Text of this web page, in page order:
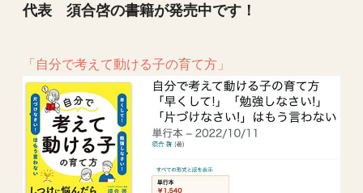
代表 須合啓の書籍が発売中です！
「自分で考えて動ける子の育て方」